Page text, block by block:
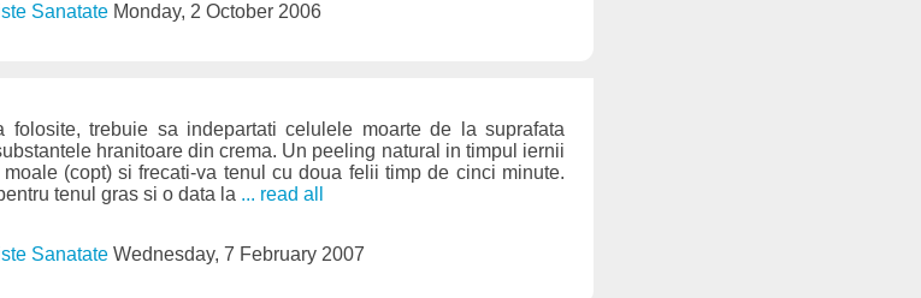
Sanatate Monday, 2 October 2006
folosite, trebuie sa indepartati celulele moarte de la suprafata
hranitoare din crema. Un peeling natural in timpul iernii
(copt) si frecati-va tenul cu doua felii timp de cinci minute.
tenul gras si o data la ... read all
SanatateWednesday, 7 February 2007